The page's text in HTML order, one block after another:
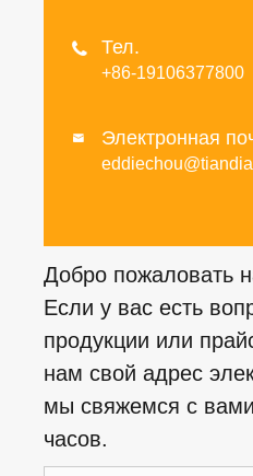
 Тел.
+86-19106377800
 Электронная
Добро пожаловать
Если у вас есть
продукции или
нам свой адрес
мы свяжемся с
часов.